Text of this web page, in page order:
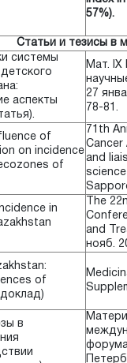
57%).
Статьи и тезисы в
системы
аспекты
Мат. IX
27
78-81.
of
on incidence
of
71th
Cancer
and
in
The
and
нояб.
of
в